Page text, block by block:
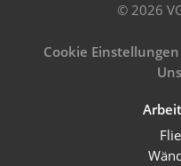
© 2026
Cookie Einstellungen